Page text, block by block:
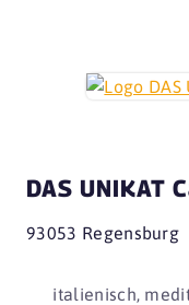
DAS UNIKAT
93053 Regensburg
italienisch,